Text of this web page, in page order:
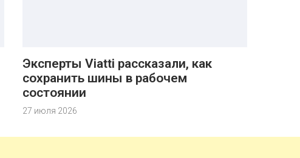
Эксперты Viatti рассказали, как
сохранить шины в рабочем
состоянии
27 июля 2026